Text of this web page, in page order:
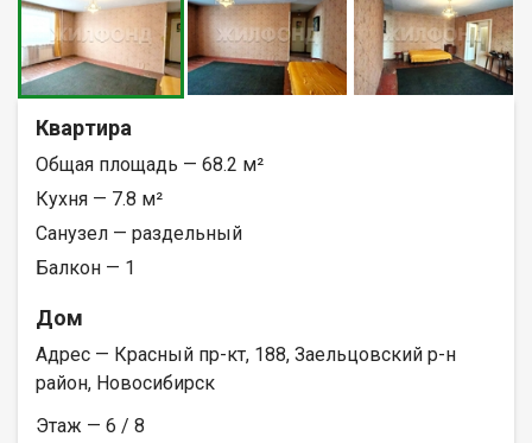
Квартира
Общая площадь — 68.2 м²
Кухня — 7.8 м²
Санузел — раздельный
Балкон — 1
Дом
Адрес — Красный пр-кт, 188, Заельцовский р-н
район, Новосибирск
Этаж — 6 / 8